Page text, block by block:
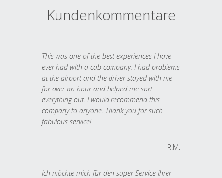
Kundenkommentare
This was one of the best experiences I have
ever had with a cab company. I had problems
at the airport and the driver stayed with me
for over an hour and helped me sort
everything out. I would recommend this
company to anyone. Thank you for such
fabulous service!
R.M.
Ich möchte mich für den super Service Ihrer